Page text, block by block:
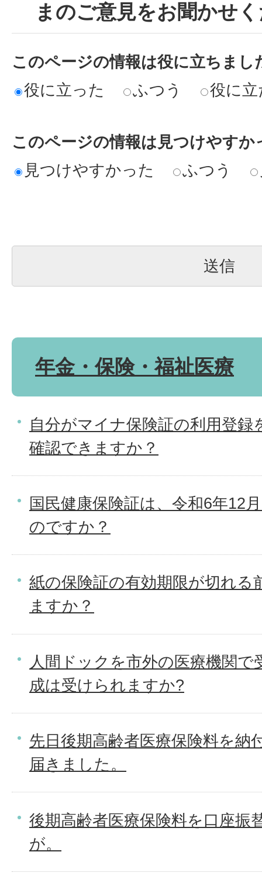
まのご意見をお聞かせ
このページの情報は役に立ちまし
役に立った
ふつう 役に
このページの情報は見つけやすか
見つけやすかった
ふつう
年金・保険・福祉医療
自分がマイナ保険証の利用登
確認できますか？
国民健康保険証は、令和6年12
のですか？
紙の保険証の有効期限が切れる
ますか？
人間ドックを市外の医療機関で
成は受けられますか?
先日後期高齢者医療保険料を納
届きました。
後期高齢者医療保険料を口座振
が。